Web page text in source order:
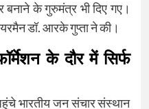
के गुरुमंत्र भी दिए गए।
डॉ. आरके गुप्ता ने की।
के दौर में सिर्फ
भारतीय जन संचार संस्थान